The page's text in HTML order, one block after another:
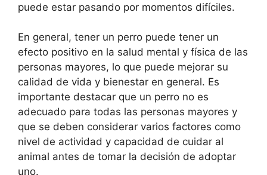
puede estar pasando por momentos difíciles.
En general, tener un perro puede tener un
efecto positivo en la salud mental y física de las
personas mayores, lo que puede mejorar su
calidad de vida y bienestar en general. Es
importante destacar que un perro no es
adecuado para todas las personas mayores y
que se deben considerar varios factores como
nivel de actividad y capacidad de cuidar al
animal antes de tomar la decisión de adoptar
uno.